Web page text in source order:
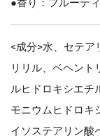
<成分>水、セテ
リリル、ベヘント
ルヒドロキシエチ
モニウムヒドロキ
イソステアリン酸